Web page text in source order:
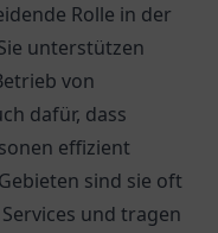
Rolle in der
unterstützen
von
dafür, dass
effizient
sind sie oft
und tragen